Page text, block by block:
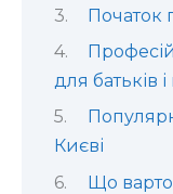
Початок
для батьків
Києві
Що